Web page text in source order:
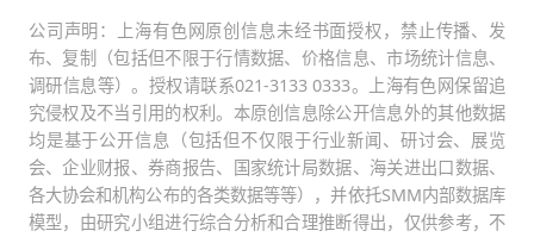
公司声明：上海有色网原创信息未经书面授权，禁止传播、发
布、复制（包括但不限于行情数据、价格信息、市场统计信息、
调研信息等）。授权请联系021-3133 0333。上海有色网保留追
究侵权及不当引用的权利。本原创信息除公开信息外的其他数据
均是基于公开信息（包括但不仅限于行业新闻、研讨会、展览
会、企业财报、券商报告、国家统计局数据、海关进出口数据、
各大协会和机构公布的各类数据等等），并依托SMM内部数据库
模型，由研究小组进行综合分析和合理推断得出，仅供参考，不